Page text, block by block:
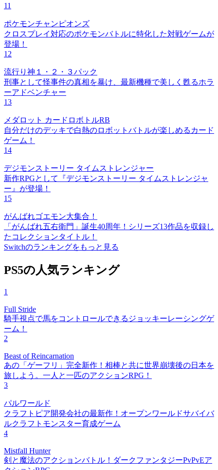
11
ポケモンチャンピオンズ
クロスプレイ対応のポケモンバトルに特化した対戦ゲームが
登場！
12
流行り神１・２・３パック
刑事として怪事件の真相を暴け、最新機種で美しく甦るホラ
ーアドベンチャー
13
メダロット カードロボトルRB
自分だけのデッキで白熱のロボットバトルが楽しめるカード
ゲーム！
14
デジモンストーリー タイムストレンジャー
新作RPGとして『デジモンストーリー タイムストレンジャ
ー』が登場！
15
がんばれゴエモン大集合！
「がんばれ五右衛門」誕生40周年！シリーズ13作品を収録し
たコレクションタイトル！
Switchのランキングをもっと見る
PS5の人気ランキング
1
Full Stride
騎手視点で馬をコントロールできるジョッキーレーシングゲ
ーム！
2
Beast of Reincarnation
あの「ゲーフリ」完全新作！相棒と共に世界崩壊後の日本を
旅しよう。一人と一匹のアクションRPG！
3
パルワールド
クラフトピア開発会社の最新作！オープンワールドサバイバ
ルクラフトモンスター育成ゲーム
4
Mistfall Hunter
剣と魔法のアクションバトル！ダークファンタジーPvPvEア